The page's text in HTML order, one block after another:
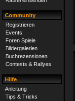
Community
Registrieren
Events
Foren Spiele
Bildergalerien
Buchrezensionen
Contests & Rallyes
Hilfe
Anleitung
Tips & Tricks